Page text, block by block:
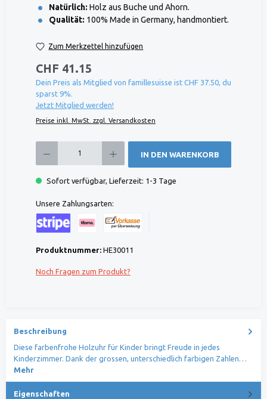
Natürlich: Holz aus Buche und Ahorn.
Qualität: 100% Made in Germany, handmontiert.
Zum Merkzettel hinzufügen
CHF 41.15
Dein Preis als Mitglied von famillesuisse ist CHF 37.50, du
sparst 9%.
Jetzt Mitglied werden!
Preise inkl. MwSt. zzgl. Versandkosten
IN DEN WARENKORB
Sofort verfügbar, Lieferzeit: 1-3 Tage
Unsere Zahlungsarten:
Produktnummer: HE30011
Noch Fragen zum Produkt?
Beschreibung
Diese farbenfrohe Holzuhr für Kinder bringt Freude in jedes
Kinderzimmer. Dank der grossen, unterschiedlich farbigen Zahlen…
Mehr
Eigenschaften